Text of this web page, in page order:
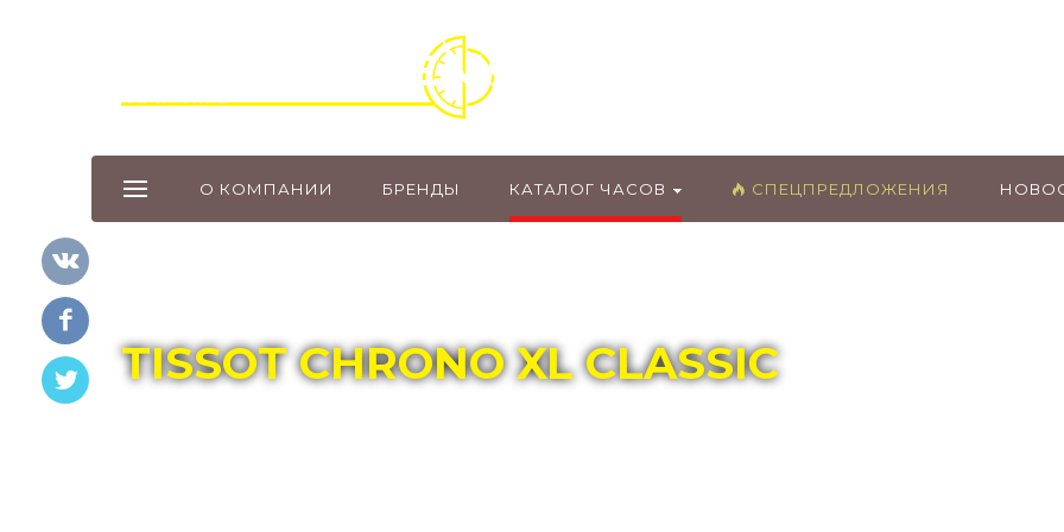
О КОМПАНИИ БРЕНДЫ КАТАЛОГ ЧАСОВ СПЕЦПРЕДЛОЖЕНИЯ
TISSOT CHRONO XL CLASSIC